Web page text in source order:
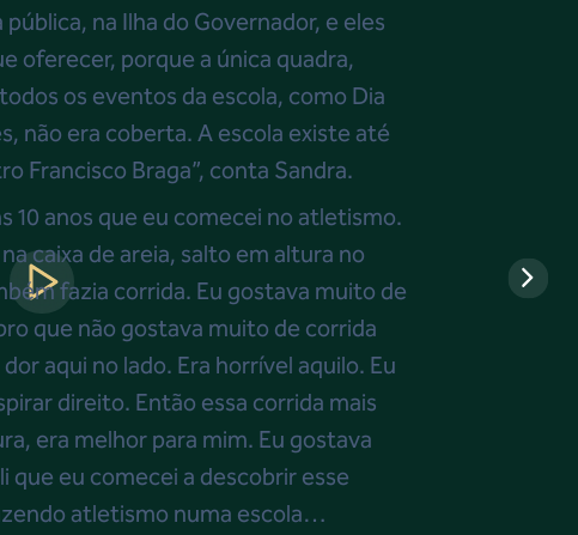
na Ilha do Governador, e eles
oferecer, porque a única quadra,
os eventos da escola, como Dia
não era coberta. A escola existe até
Francisco Braga”, conta Sandra.
10 anos que eu comecei no atletismo.
caixa de areia, salto em altura no
fazia corrida. Eu gostava muito de
que não gostava muito de corrida
aqui no lado. Era horrível aquilo. Eu
direito. Então essa corrida mais
era melhor para mim. Eu gostava
que eu comecei a descobrir esse
atletismo numa escola